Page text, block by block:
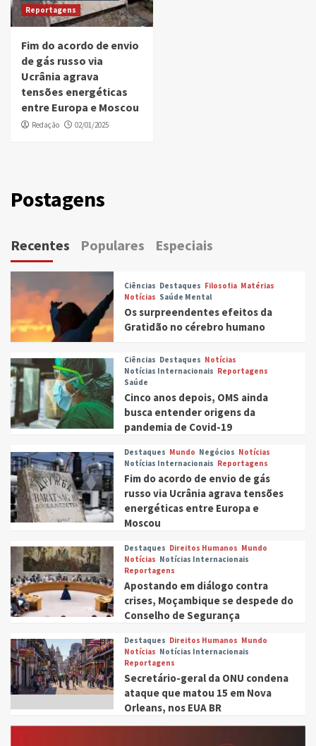
Reportagens
Fim do acordo de envio
de gás russo via
Ucrânia agrava
tensões energéticas
entre Europa e Moscou
Redação 02/01/2025
Postagens
Recentes Populares Especiais
Ciências Destaques Filosofia Matérias
Notícias Saúde Mental
Os surpreendentes efeitos da
Gratidão no cérebro humano
Ciências Destaques Notícias
Notícias Internacionais Reportagens
Saúde
Cinco anos depois, OMS ainda
busca entender origens da
pandemia de Covid-19
Destaques Mundo Negócios Notícias
Notícias Internacionais Reportagens
Fim do acordo de envio de gás
russo via Ucrânia agrava tensões
energéticas entre Europa e
Moscou
Destaques Direitos Humanos Mundo
Notícias Notícias Internacionais
Reportagens
Apostando em diálogo contra
crises, Moçambique se despede do
Conselho de Segurança
Destaques Direitos Humanos Mundo
Notícias Notícias Internacionais
Reportagens
Secretário-geral da ONU condena
ataque que matou 15 em Nova
Orleans, nos EUA BR